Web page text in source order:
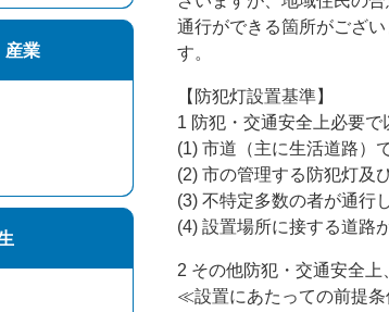
通行ができる箇所がござ
す。
【防犯灯設置基準】
1 防犯・交通安全上必要
(1) 市道（主に生活道路）
(2) 市の管理する防犯灯及
(3) 不特定多数の者が通行
(4) 設置場所に接する道路
2 その他防犯・交通安全
≪設置にあたっての前提
産業